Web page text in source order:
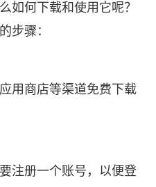
如何下载和使用它呢？
步骤：
用商店等渠道免费下载
注册一个账号，以便登